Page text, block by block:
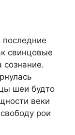
свинцовые
сознание.
шеи будто
веки
рои